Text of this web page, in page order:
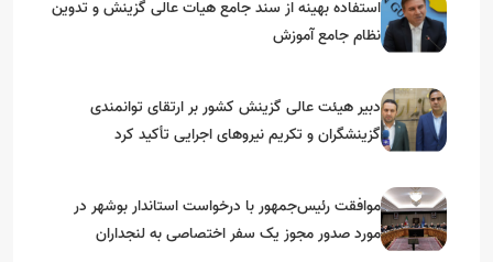
استفاده بهینه از سند جامع هیات عالی گزینش و‌ تدوین
نظام جامع آموزش
دبیر هیئت عالی گزینش کشور بر ارتقای توانمندی
گزینشگران و تکریم نیروهای اجرایی تأکید کرد
موافقت رئیس‌جمهور با درخواست استاندار بوشهر در
مورد صدور مجوز یک سفر اختصاصی به لنجداران